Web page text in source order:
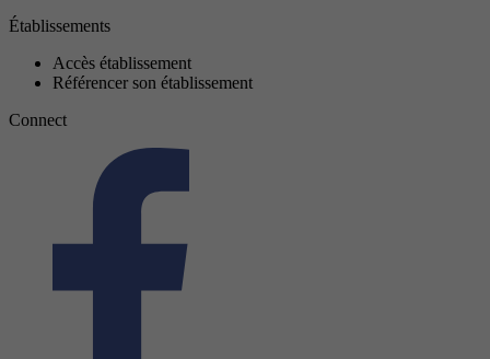
Établissements
Accès établissement
Référencer son établissement
Connect